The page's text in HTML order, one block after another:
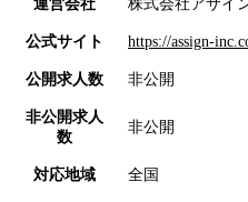
運営会社 株式会社アサイ
公式サイト https://assign-
公開求人数 非公開
非公開求人
数
非公開
対応地域 全国